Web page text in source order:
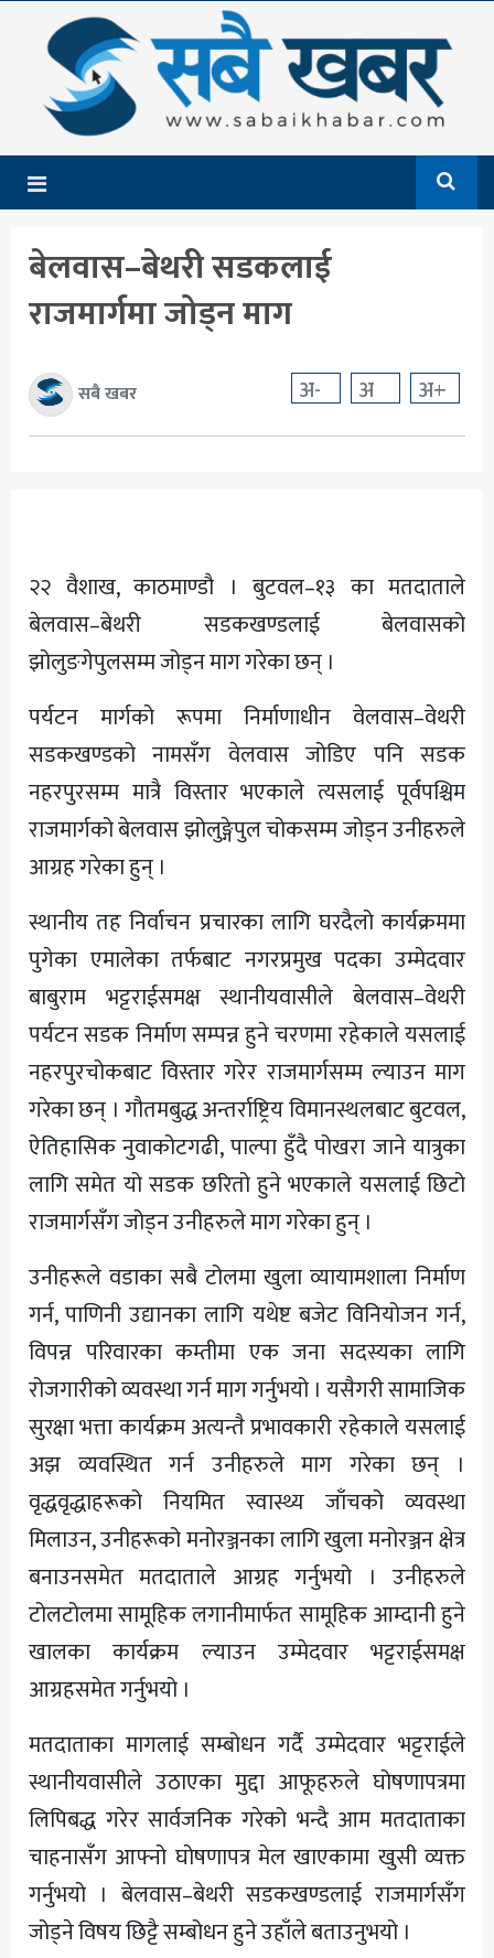
गृहपृष्ठ
समाचार
राजनीति
देश
आर्थिक
अन्तर्राष्ट्रिय
मनोरञ्जन
बेलवास–बेथरी सडकलाई
राजमार्गमा जोड्न माग
सबै खबर अ- अ अ+
२२ वैशाख, काठमाण्डौ । बुटवल–१३ का मतदाताले
बेलवास–बेथरी सडकखण्डलाई बेलवासको
झोलुङगेपुलसम्म जोड्न माग गरेका छन् ।
पर्यटन मार्गको रूपमा निर्माणाधीन वेलवास–वेथरी
सडकखण्डको नामसँग वेलवास जोडिए पनि सडक
नहरपुरसम्म मात्रै विस्तार भएकाले त्यसलाई पूर्वपश्चिम
राजमार्गको बेलवास झोलुङ्गेपुल चोकसम्म जोड्न उनीहरुले
आग्रह गरेका हुन् ।
स्थानीय तह निर्वाचन प्रचारका लागि घरदैलो कार्यक्रममा
पुगेका एमालेका तर्फबाट नगरप्रमुख पदका उम्मेदवार
बाबुराम भट्टराईसमक्ष स्थानीयवासीले बेलवास–वेथरी
पर्यटन सडक निर्माण सम्पन्न हुने चरणमा रहेकाले यसलाई
नहरपुरचोकबाट विस्तार गरेर राजमार्गसम्म ल्याउन माग
गरेका छन् । गौतमबुद्ध अन्तर्राष्ट्रिय विमानस्थलबाट बुटवल,
ऐतिहासिक नुवाकोटगढी, पाल्पा हुँदै पोखरा जाने यात्रुका
लागि समेत यो सडक छरितो हुने भएकाले यसलाई छिटो
राजमार्गसँग जोड्न उनीहरुले माग गरेका हुन् ।
उनीहरूले वडाका सबै टोलमा खुला व्यायामशाला निर्माण
गर्न, पाणिनी उद्यानका लागि यथेष्ट बजेट विनियोजन गर्न,
विपन्न परिवारका कम्तीमा एक जना सदस्यका लागि
रोजगारीको व्यवस्था गर्न माग गर्नुभयो । यसैगरी सामाजिक
सुरक्षा भत्ता कार्यक्रम अत्यन्तै प्रभावकारी रहेकाले यसलाई
अझ व्यवस्थित गर्न उनीहरुले माग गरेका छन् ।
वृद्धवृद्धाहरूको नियमित स्वास्थ्य जाँचको व्यवस्था
मिलाउन, उनीहरूको मनोरञ्जनका लागि खुला मनोरञ्जन क्षेत्र
बनाउनसमेत मतदाताले आग्रह गर्नुभयो । उनीहरुले
टोलटोलमा सामूहिक लगानीमार्फत सामूहिक आम्दानी हुने
खालका कार्यक्रम ल्याउन उम्मेदवार भट्टराईसमक्ष
आग्रहसमेत गर्नुभयो ।
मतदाताका मागलाई सम्बोधन गर्दै उम्मेदवार भट्टराईले
स्थानीयवासीले उठाएका मुद्दा आफूहरुले घोषणापत्रमा
लिपिबद्ध गरेर सार्वजनिक गरेको भन्दै आम मतदाताका
चाहनासँग आफ्नो घोषणापत्र मेल खाएकामा खुसी व्यक्त
गर्नुभयो । बेलवास–बेथरी सडकखण्डलाई राजमार्गसँग
जोड्ने विषय छिट्टै सम्बोधन हुने उहाँले बताउनुभयो ।